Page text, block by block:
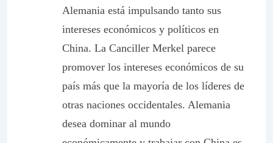
Alemania está impulsando tanto sus
intereses económicos y políticos en
China. La Canciller Merkel parece
promover los intereses económicos de su
país más que la mayoría de los líderes de
otras naciones occidentales. Alemania
desea dominar al mundo